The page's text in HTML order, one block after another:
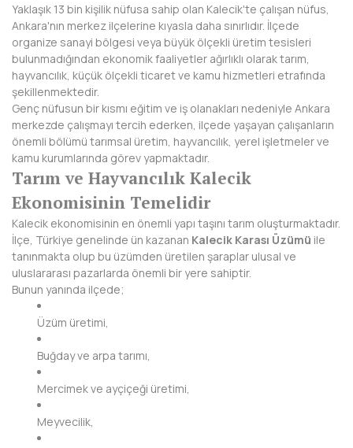
BİNGÖL
BİTLİS
BOLU
BURDUR
BURSA
ÇANAKKALE
ÇANKIRI
ÇORUM
DENİZLİ
DİYARBAKIR
DÜZCE
EDİRNE
ELAZIĞ
Yaklaşık 13 bin kişilik nüfusa sahip olan Kalecik'te çalışan nüfus,
Ankara'nın merkez ilçelerine kıyasla daha sınırlıdır. İlçede
organize sanayi bölgesi veya büyük ölçekli üretim tesisleri
bulunmadığından ekonomik faaliyetler ağırlıklı olarak tarım,
hayvancılık, küçük ölçekli ticaret ve kamu hizmetleri etrafında
şekillenmektedir.
Genç nüfusun bir kısmı eğitim ve iş olanakları nedeniyle Ankara
merkezde çalışmayı tercih ederken, ilçede yaşayan çalışanların
önemli bölümü tarımsal üretim, hayvancılık, yerel işletmeler ve
kamu kurumlarında görev yapmaktadır.
Tarım ve Hayvancılık Kalecik
Ekonomisinin Temelidir
Kalecik ekonomisinin en önemli yapı taşını tarım oluşturmaktadır.
İlçe, Türkiye genelinde ün kazanan Kalecik Karası Üzümü ile
tanınmakta olup bu üzümden üretilen şaraplar ulusal ve
uluslararası pazarlarda önemli bir yere sahiptir.
Bunun yanında ilçede;
Üzüm üretimi,
Buğday ve arpa tarımı,
Mercimek ve ayçiçeği üretimi,
Meyvecilik,